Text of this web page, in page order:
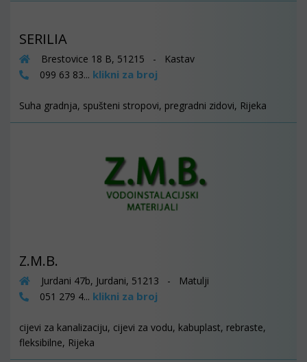
SERILIA
Brestovice 18 B, 51215 - Kastav
099 63 83... klikni za broj
Suha gradnja, spušteni stropovi, pregradni zidovi, Rijeka
Z.M.B.
Jurdani 47b, Jurdani, 51213 - Matulji
051 279 4... klikni za broj
cijevi za kanalizaciju, cijevi za vodu, kabuplast, rebraste,
fleksibilne, Rijeka